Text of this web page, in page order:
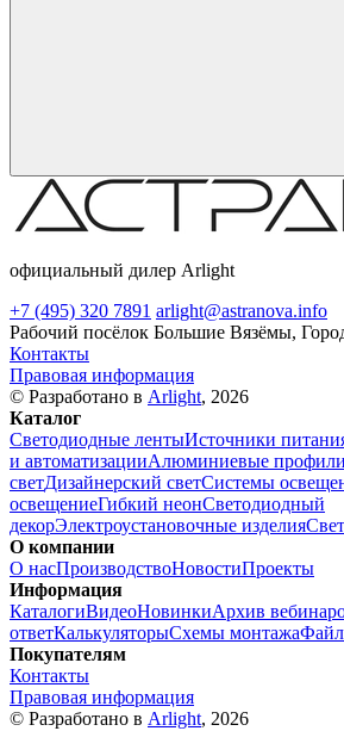
официальный дилер Arlight
+7 (495) 320 7891 arlight@astranova.info
Рабочий посёлок Большие Вязёмы,
Контакты
Правовая информация
© Разработано в Arlight, 2026
Каталог
Светодиодные лентыИсточники
и автоматизацииАлюминиевые профили
светДизайнерский светСистемы
освещениеГибкий неонСветодиодный
декорЭлектроустановочные изделия
О компании
О насПроизводствоНовостиПроекты
Информация
КаталогиВидеоНовинкиАрхив
ответКалькуляторыСхемы монтажа
Покупателям
Контакты
Правовая информация
© Разработано в Arlight, 2026